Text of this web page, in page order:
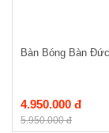
Bàn Bóng Bàn
4.950.000 đ
5.950.000 đ